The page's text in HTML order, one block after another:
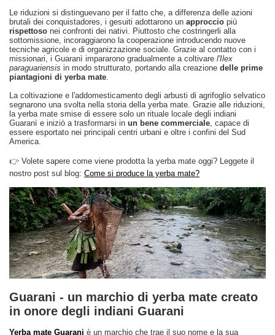
Le riduzioni si distinguevano per il fatto che, a differenza delle azioni
brutali dei conquistadores, i gesuiti adottarono un approccio più
rispettoso nei confronti dei nativi. Piuttosto che costringerli alla
sottomissione, incoraggiarono la cooperazione introducendo nuove
tecniche agricole e di organizzazione sociale. Grazie al contatto con i
missionari, i Guaranì impararono gradualmente a coltivare l'Ilex
paraguariensis in modo strutturato, portando alla creazione delle prime
piantagioni di yerba mate.
La coltivazione e l'addomesticamento degli arbusti di agrifoglio selvatico
segnarono una svolta nella storia della yerba mate. Grazie alle riduzioni,
la yerba mate smise di essere solo un rituale locale degli indiani
Guaranì e iniziò a trasformarsi in un bene commerciale, capace di
essere esportato nei principali centri urbani e oltre i confini del Sud
America.
👉 Volete sapere come viene prodotta la yerba mate oggi? Leggete il
nostro post sul blog: Come si produce la yerba mate?
Guarani - un marchio di yerba mate creato
in onore degli indiani Guarani
Yerba mate Guarani è un marchio che trae il suo nome e la sua